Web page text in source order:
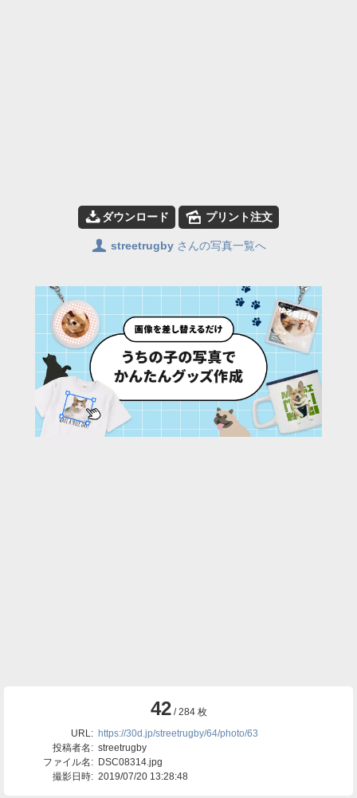
📥ダウンロード 🌄 プリント注文
👤 streetrugby さんの写真一覧へ
42 / 284 枚
URL: https://30d.jp/streetrugby/64/photo/63
投稿者名: streetrugby
ファイル名: DSC08314.jpg
撮影日時: 2019/07/20 13:28:48